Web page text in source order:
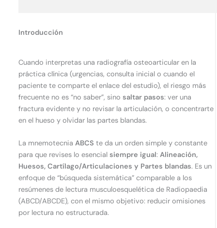
Introducción
Cuando interpretas una radiografía osteoarticular en la
práctica clínica (urgencias, consulta inicial o cuando el
paciente te comparte el enlace del estudio), el riesgo más
frecuente no es “no saber”, sino saltar pasos: ver una
fractura evidente y no revisar la articulación, o concentrarte
en el hueso y olvidar las partes blandas.
La mnemotecniaABCS te da un orden simple y constante
para que revises lo esencial siempre igual:Alineación,
Huesos, Cartílago/Articulaciones y Partes blandas. Es un
enfoque de “búsqueda sistemática” comparable a los
resúmenes de lectura musculoesquelética de Radiopaedia
(ABCD/ABCDE), con el mismo objetivo: reducir omisiones
por lectura no estructurada.